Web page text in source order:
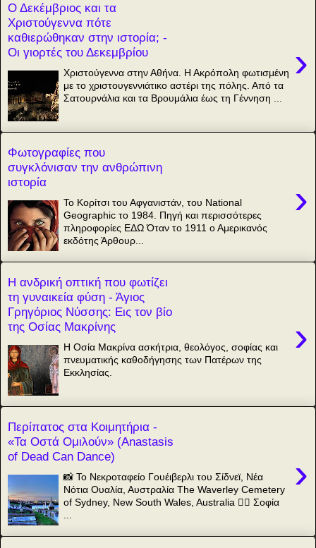
Ο Δεκέμβριος και τα
Χριστούγεννα πότε
καθιερώθηκαν στην ιστορία; -
Οι γιορτές του Δεκεμβρίου
›
Χριστούγεννα στην Αθήνα. Η Ακρόπολη φωτισμένη
με το χριστουγεννιάτικο αστέρι της πόλης. Από τα
Σατουρνάλια και τα Βρουμάλια έως τη Γέννηση ...
Φωτογραφίες που
συγκλόνισαν την ανθρώπινη
ιστορία
›
Το Κορίτσι του Αφγανιστάν, του National
Geographic το 1984. Πηγή και περισσότερες
πληροφορίες ΕΔΩ Όταν το 1911 ο Αμερικανός
εκδότης Άρθουρ...
Η ανδρική οπτική που φωτίζει
τη γυναικεία φύση - Άγιος
Γρηγόριος Νύσσης: Εις τον βίο
της Οσίας Μακρίνης
›
Η Οσία Μακρίνα ασκήτρια, θεολόγος, σοφίας και
πνευματικής καθοδήγησης των Πατέρων της
Εκκλησίας.
Περίπατος στα Κοιμητήρια -
«Τα Οστά Ομιλούν» (Anastasis
of Dead Can Dance)
›
📸 Το Νεκροταφείο Γουέιβερλι του Σίδνεϊ, Νέα
Νότια Ουαλία, Αυστραλία The Waverley Cemetery
of Sydney, New South Wales, Australia ✍🏻 Σοφία